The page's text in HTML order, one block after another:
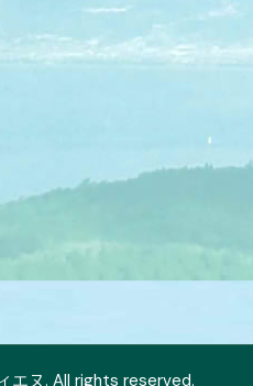
エヌ. All rights reserved.